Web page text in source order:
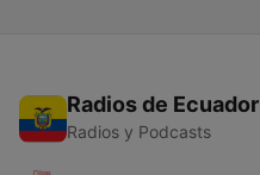
Radios de Ecuador
Radios y Podcasts